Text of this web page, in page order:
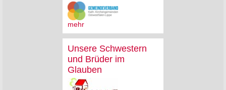
mehr
Unsere Schwestern
und Brüder im
Glauben